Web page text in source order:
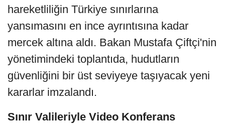
hareketliliğin Türkiye sınırlarına
yansımasını en ince ayrıntısına kadar
mercek altına aldı. Bakan Mustafa Çiftçi'nin
yönetimindeki toplantıda, hudutların
güvenliğini bir üst seviyeye taşıyacak yeni
kararlar imzalandı.
Sınır Valileriyle Video Konferans